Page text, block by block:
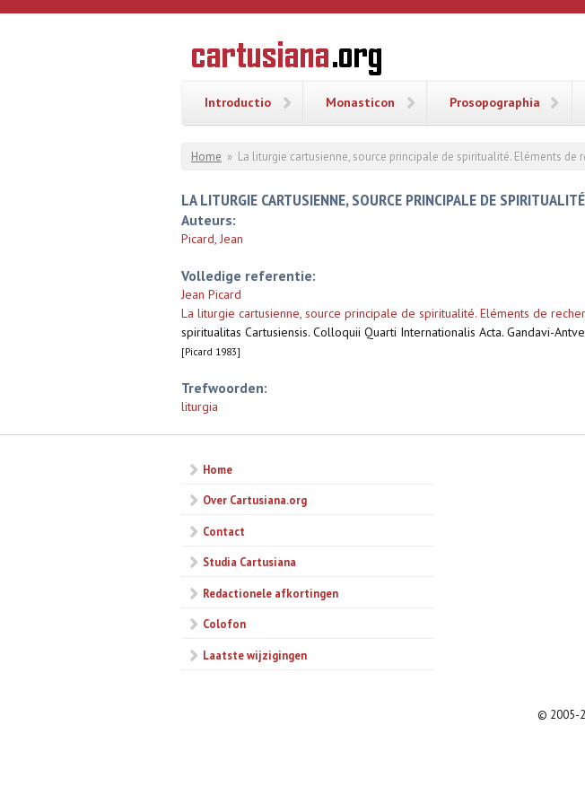
Overslaan en naar de inhoud gaan
CARTUSIANA
Geschiedenis
van de
Introductio Monasticon Prosopographia
U bent hier
Home » La liturgie cartusienne, source principale de spiritualité. Eléments de
LA LITURGIE CARTUSIENNE, SOURCE PRINCIPALE DE
Auteurs:
Picard, Jean
Volledige referentie:
Jean Picard
La liturgie cartusienne, source principale de spiritualité. Eléments de
spiritualitas Cartusiensis. Colloquii Quarti Internationalis Acta. Gandavi-
[Picard 1983]
Trefwoorden:
liturgia
Home
Over Cartusiana.org
Contact
Studia Cartusiana
Redactionele afkortingen
Colofon
Laatste wijzigingen
© 2005-